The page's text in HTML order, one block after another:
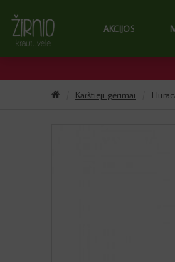
AKCIJOS
Karštieji gėrimai